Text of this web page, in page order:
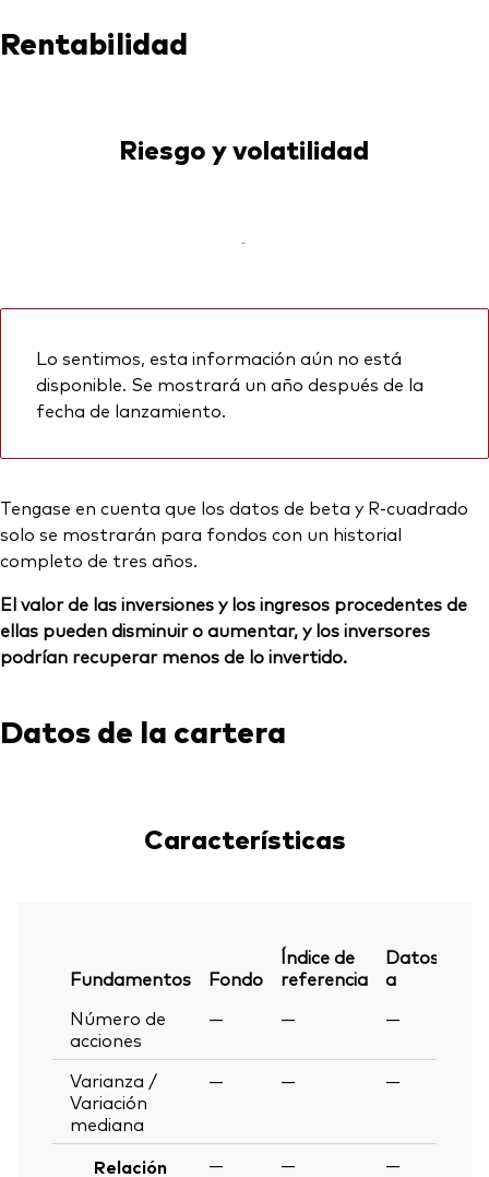
Rentabilidad
Riesgo y volatilidad
-
Lo sentimos, esta información aún no está
disponible. Se mostrará un año después de la
fecha de lanzamiento.
Tengase en cuenta que los datos de beta y R-cuadrado
solo se mostrarán para fondos con un historial
completo de tres años.
El valor de las inversiones y los ingresos procedentes de
ellas pueden disminuir o aumentar, y los inversores
podrían recuperar menos de lo invertido.
Datos de la cartera
Características
Fundamentos Fondo
Índice de
referencia
Datos
a
Número de
acciones
— — —
Varianza /
Variación
mediana
— — —
Relación
— — —